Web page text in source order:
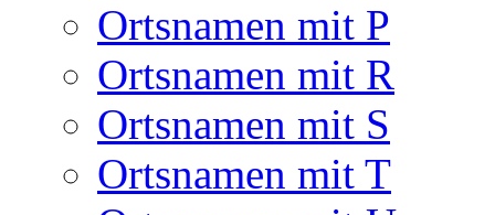
Ortsnamen mit P
Ortsnamen mit R
Ortsnamen mit S
Ortsnamen mit T